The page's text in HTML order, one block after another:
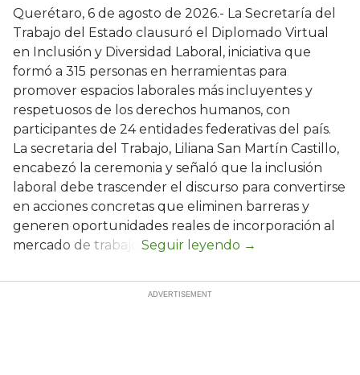
Querétaro, 6 de agosto de 2026.- La Secretaría del
Trabajo del Estado clausuró el Diplomado Virtual
en Inclusión y Diversidad Laboral, iniciativa que
formó a 315 personas en herramientas para
promover espacios laborales más incluyentes y
respetuosos de los derechos humanos, con
participantes de 24 entidades federativas del país.
La secretaria del Trabajo, Liliana San Martín Castillo,
encabezó la ceremonia y señaló que la inclusión
laboral debe trascender el discurso para convertirse
en acciones concretas que eliminen barreras y
generen oportunidades reales de incorporación al
mercado de trabajo.